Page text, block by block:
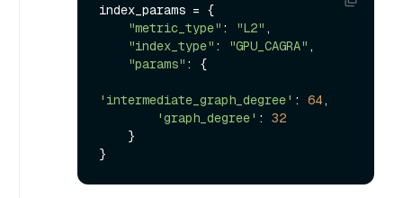
index_params = {
"metric_type" : "L2" ,
"index_type" : "GPU_CAGRA" ,
"params" : {
'intermediate_graph_degree' : 64 ,
'graph_degree' : 32